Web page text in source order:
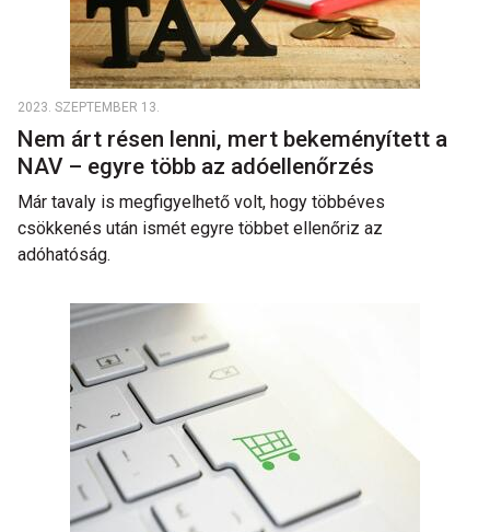
2023. SZEPTEMBER 13.
Nem árt résen lenni, mert bekeményített a
NAV – egyre több az adóellenőrzés
Már tavaly is megfigyelhető volt, hogy többéves
csökkenés után ismét egyre többet ellenőriz az
adóhatóság.